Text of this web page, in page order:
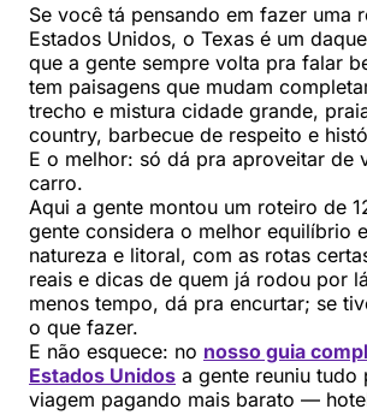
Se você tá pensando em fazer uma
Estados Unidos, o Texas é um
que a gente sempre volta pra falar
tem paisagens que mudam
trecho e mistura cidade grande,
country, barbecue de respeito e
E o melhor: só dá pra aproveitar de
carro.
Aqui a gente montou um roteiro de
gente considera o melhor equilíbrio
natureza e litoral, com as rotas
reais e dicas de quem já rodou por
menos tempo, dá pra encurtar; se
o que fazer.
E não esquece: no nosso guia
Estados Unidos a gente reuniu tudo
viagem pagando mais barato —